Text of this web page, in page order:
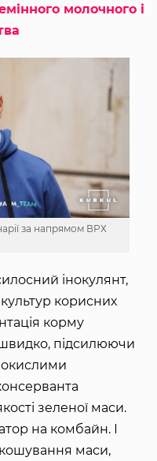
молочного і
за напрямом ВРХ
інокулянт,
корисних
корму
підсилюючи
зеленої маси.
на комбайн. І
маси,